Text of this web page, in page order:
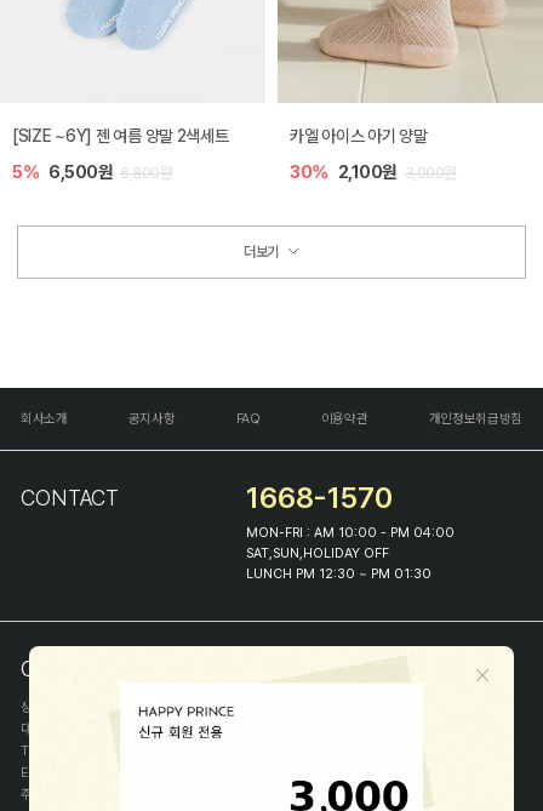
[SIZE ~6Y] 젠 여름 양말 2색세트
5% 6,500원 6,800원
카엘 아이스 아기 양말
30% 2,100원 3,000원
더보기
회사소개 공지사항 FAQ 이용약관 개인정보취급방침
CONTACT 1668-1570
MON-FRI : AM 10:00 - PM 04:00
SAT,SUN,HOLIDAY OFF
LUNCH PM 12:30 ~ PM 01:30
COMPANY INFO
상호
(주)해피프린스
대표
이화진
TEL
E-MAIL
주소